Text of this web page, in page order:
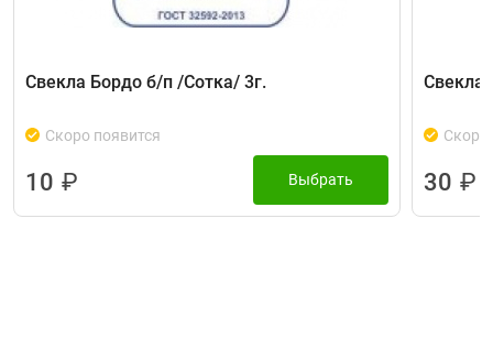
Свекла Бордо б/п /Сотка/ 3г.
Скоро появится
10 ₽ Выбрать
Свекла
Скоро
30 ₽